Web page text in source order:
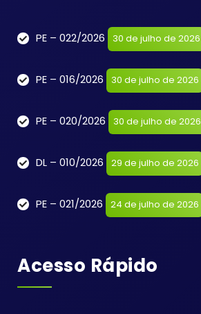
PE – 022/2026 30 de julho de 2026
PE – 016/2026 30 de julho de 2026
PE – 020/2026 30 de julho de 2026
DL – 010/2026 29 de julho de 2026
PE – 021/2026 24 de julho de 2026
Acesso Rápido